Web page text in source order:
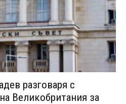
разговаря с
Великобритания за